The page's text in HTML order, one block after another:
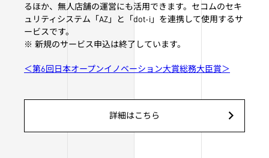
るほか、無人店舗の運営にも活用できます。セコムのセキ
ュリティシステム「AZ」と「dot-i」を連携して使用するサ
ービスです。
※ 新規のサービス申込は終了しています。
＜第6回日本オープンイノベーション大賞総務大臣賞＞
詳細はこちら